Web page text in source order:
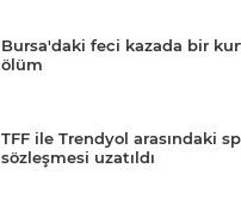
Bursa'daki feci kazada bir
ölüm
TFF ile Trendyol arasındaki
sözleşmesi uzatıldı